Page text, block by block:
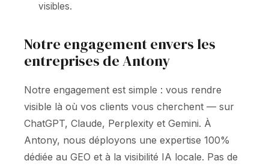
visibles.
Notre engagement envers les
entreprises de Antony
Notre engagement est simple : vous rendre
visible là où vos clients vous cherchent — sur
ChatGPT, Claude, Perplexity et Gemini. À
Antony, nous déployons une expertise 100%
dédiée au GEO et à la visibilité IA locale. Pas de